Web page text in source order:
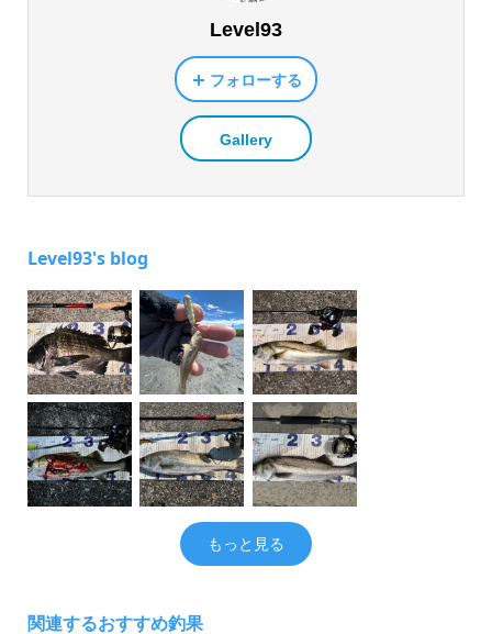
Level93
フォローする
Gallery
Level93's blog
もっと見る
関連するおすすめ釣果